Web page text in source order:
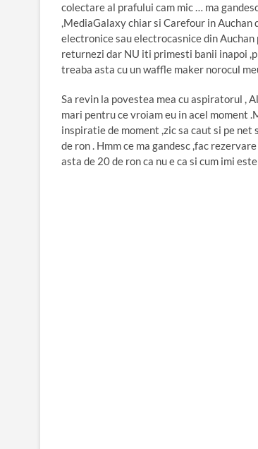
colectare al prafului cam mic … ma
,MediaGalaxy chiar si Carefour in Auchan
electronice sau electrocasnice din
returnezi dar NU iti primesti banii inapoi
treaba asta cu un waffle maker norocul
Sa revin la povestea mea cu aspiratorul ,
mari pentru ce vroiam eu in acel moment
inspiratie de moment ,zic sa caut si pe
de ron . Hmm ce ma gandesc ,fac
asta de 20 de ron ca nu e ca si cum imi